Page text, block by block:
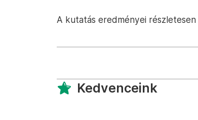
A kutatás eredményei részletesen
Kedvenceink